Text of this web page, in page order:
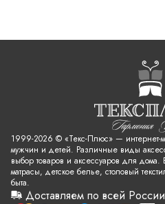
1999-2026 © «Текс-Плюс» —
мужчин и детей. Различные виды
выбор товаров и аксессуаров для дома.
матрасы, детское белье, столовый
быта.
Доставляем по всей России